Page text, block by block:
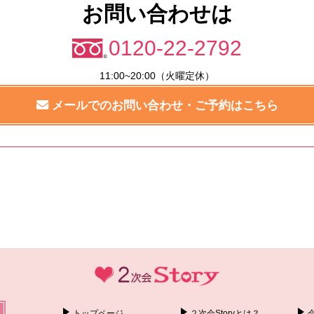
お問い合わせは
0120-22-2792
11:00~20:00（火曜定休）
メールでのお問い合わせ・ご予約はこちら